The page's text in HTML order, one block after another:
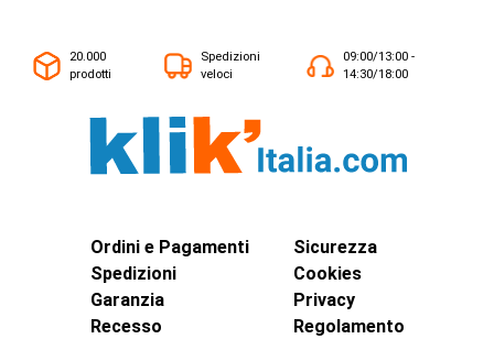
20.000
prodotti
Spedizioni
veloci
09:00/13:00 -
14:30/18:00
Ordini e Pagamenti
Spedizioni
Garanzia
Recesso
Sicurezza
Cookies
Privacy
Regolamento